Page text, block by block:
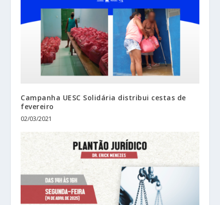
Campanha UESC Solidária distribui cestas de
fevereiro
02/03/2021